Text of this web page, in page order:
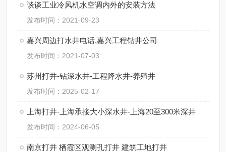
谈谈工业冷风机水空调内外的安装方法
发布时间：2021-09-23
嘉兴周边打水井电话,嘉兴工程钻井公司
发布时间：2021-07-03
苏州打井-钻深水井-工程降水井-养殖井
发布时间：2025-02-17
上海打井-上海承接大小深水井-上海20至300米深井
发布时间：2024-06-05
南京打井 栖霞区观测孔打井 建筑工地打井